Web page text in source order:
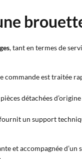
, tant en termes de
commande est traitée
détachées
un support
et accompagnée d’un